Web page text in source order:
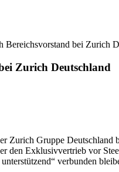
Bereichsvorstand bei Zurich
Zurich Deutschland
Gruppe Deutschland
den Exklusivvertrieb vor
verbunden